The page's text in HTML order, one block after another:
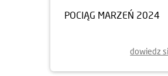
POCIĄG MARZEŃ 2024
dowiedz